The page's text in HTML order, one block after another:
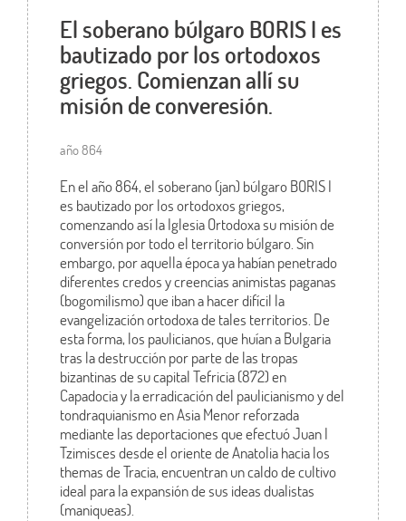
El soberano búlgaro BORIS I es
bautizado por los ortodoxos
griegos. Comienzan allí su
misión de converesión.
año 864
En el año 864, el soberano (jan) búlgaro BORIS I
es bautizado por los ortodoxos griegos,
comenzando así la Iglesia Ortodoxa su misión de
conversión por todo el territorio búlgaro. Sin
embargo, por aquella época ya habían penetrado
diferentes credos y creencias animistas paganas
(bogomilismo) que iban a hacer difícil la
evangelización ortodoxa de tales territorios. De
esta forma, los paulicianos, que huían a Bulgaria
tras la destrucción por parte de las tropas
bizantinas de su capital Tefricia (872) en
Capadocia y la erradicación del paulicianismo y del
tondraquianismo en Asia Menor reforzada
mediante las deportaciones que efectuó Juan I
Tzimisces desde el oriente de Anatolia hacia los
themas de Tracia, encuentran un caldo de cultivo
ideal para la expansión de sus ideas dualistas
(maniqueas).